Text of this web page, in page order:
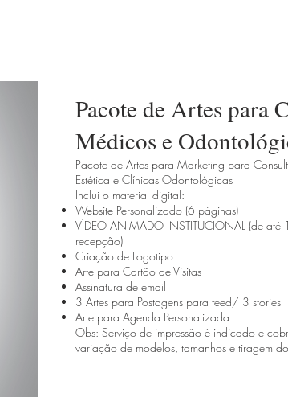
Pacote de Artes para
Médicos e
Pacote de Artes para Marketing para
Estética e Clínicas Odontológicas
Inclui o material digital:
Website Personalizado (6 páginas)
VÍDEO ANIMADO INSTITUCIONAL (de
recepção)
Criação de Logotipo
Arte para Cartão de Visitas
Assinatura de email
3 Artes para Postagens para feed/ 3 stories
Arte para Agenda Personalizada
Obs: Serviço de impressão é indicado e
variação de modelos, tamanhos e tiragem